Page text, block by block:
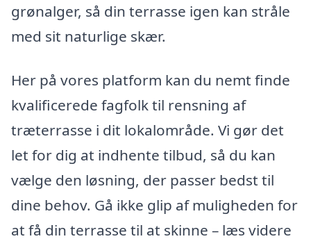
grønalger, så din terrasse igen kan stråle
med sit naturlige skær.
Her på vores platform kan du nemt finde
kvalificerede fagfolk til rensning af
træterrasse i dit lokalområde. Vi gør det
let for dig at indhente tilbud, så du kan
vælge den løsning, der passer bedst til
dine behov. Gå ikke glip af muligheden for
at få din terrasse til at skinne – læs videre